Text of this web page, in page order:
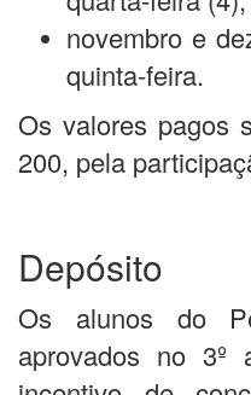
novembro e
quinta-feira.
Os valores pagos
200, pela
Depósito
Os alunos do
aprovados no